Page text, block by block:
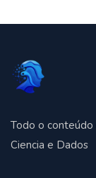
Todo o
Ciencia e Dados